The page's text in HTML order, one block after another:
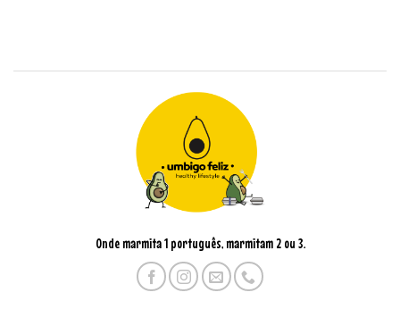
Onde marmita 1 português, marmitam 2 ou 3.